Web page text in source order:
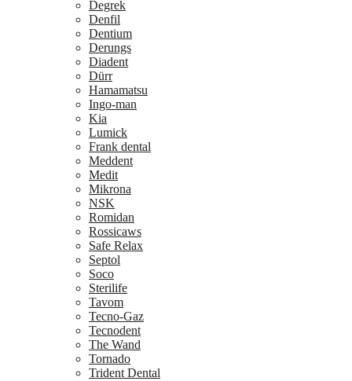
Degrek
Denfil
Dentium
Derungs
Diadent
Dürr
Hamamatsu
Ingo-man
Kia
Lumick
Frank dental
Meddent
Medit
Mikrona
NSK
Romidan
Rossicaws
Safe Relax
Septol
Soco
Sterilife
Tavom
Tecno-Gaz
Tecnodent
The Wand
Tornado
Trident Dental